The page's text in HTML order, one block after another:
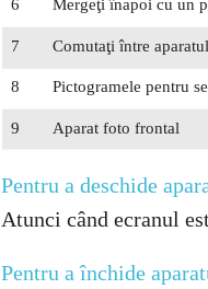
6 Mergeţi înapoi cu un
7 Comutaţi între
8 Pictogramele pentru
9 Aparat foto frontal
Pentru a deschide
Atunci când ecranul
Pentru a închide